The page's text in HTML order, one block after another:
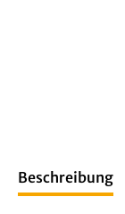
Beschreibung